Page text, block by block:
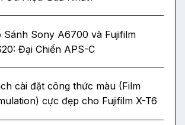
Sánh Sony A6700 và Fujifilm
Đại Chiến APS-C
cài đặt công thức màu (Film
cực đẹp cho Fujifilm X-T6